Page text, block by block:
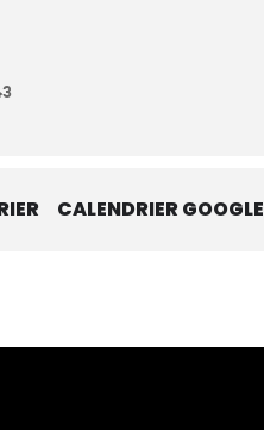
CALENDRIER GOOGLE